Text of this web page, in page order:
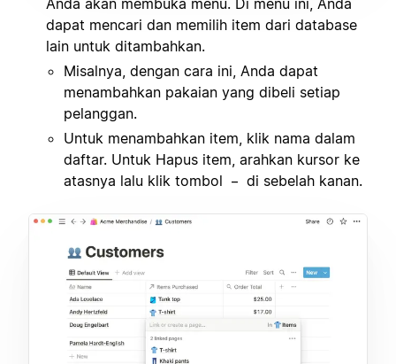
dapat mencari dan memilih item dari database
lain untuk ditambahkan.
Misalnya, dengan cara ini, Anda dapat
menambahkan pakaian yang dibeli setiap
pelanggan.
Untuk menambahkan item, klik nama dalam
daftar. Untuk Hapus item, arahkan kursor ke
atasnya lalu klik tombol
– di sebelah kanan.